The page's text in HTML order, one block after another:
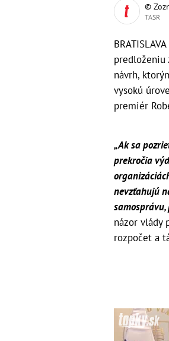
©
TASR
predloženiu
návrh,
vysokú
premiér
„Ak sa
prekročia
nevzťahujú
názor vlády
rozpočet a